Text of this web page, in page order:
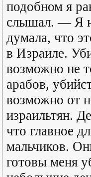
подобном я
слышал. — Я
думала, что
в Израиле.
возможно не
арабов,
возможно от
израильтян.
что главное
мальчиков.
готовы меня